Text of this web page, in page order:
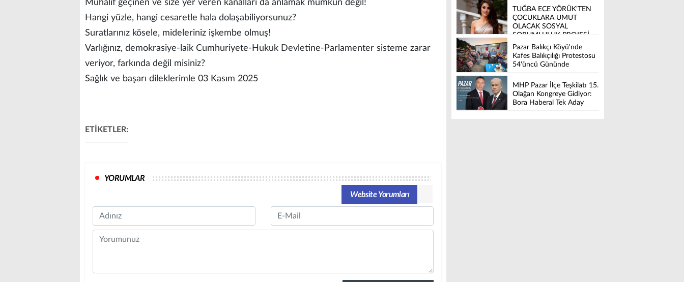
Muhalif geçinen ve size yer veren kanalları da anlamak mümkün değil!
Hangi yüzle, hangi cesaretle hala dolaşabiliyorsunuz?
Suratlarınız kösele, mideleriniz işkembe olmuş!
Varlığınız, demokrasiye-laik Cumhuriyete-Hukuk Devletine-Parlamenter sisteme zarar
veriyor, farkında değil misiniz?
Sağlık ve başarı dileklerimle 03 Kasım 2025
ETİKETLER:
YORUMLAR
Website Yorumları
Name Email
Comment
TUĞBA ECE YÖRÜK’TEN
ÇOCUKLARA UMUT
OLACAK SOSYAL
SORUMLULUK PROJESİ
Pazar Balıkçı Köyü'nde
Kafes Balıkçılığı Protestosu
54'üncü Gününde
MHP Pazar İlçe Teşkilatı 15.
Olağan Kongreye Gidiyor:
Bora Haberal Tek Aday